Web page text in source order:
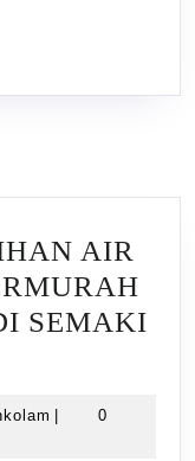
AIR
SEMAKI
0